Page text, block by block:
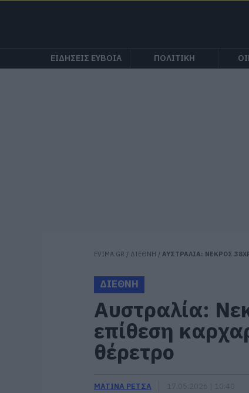
ΕΙΔΗΣΕΙΣ ΕΥΒΟΙΑ ΠΟΛΙΤΙΚΗ
EVIMA.GR / ΔΙΕΘΝΗ / ΑΥΣΤΡΑΛΙΑ: ΝΕΚΡΟΣ
ΔΙΕΘΝΗ
Αυστραλία:
επίθεση
θέρετρο
ΜΑΤΙΝΑ ΡΕΤΣΑ